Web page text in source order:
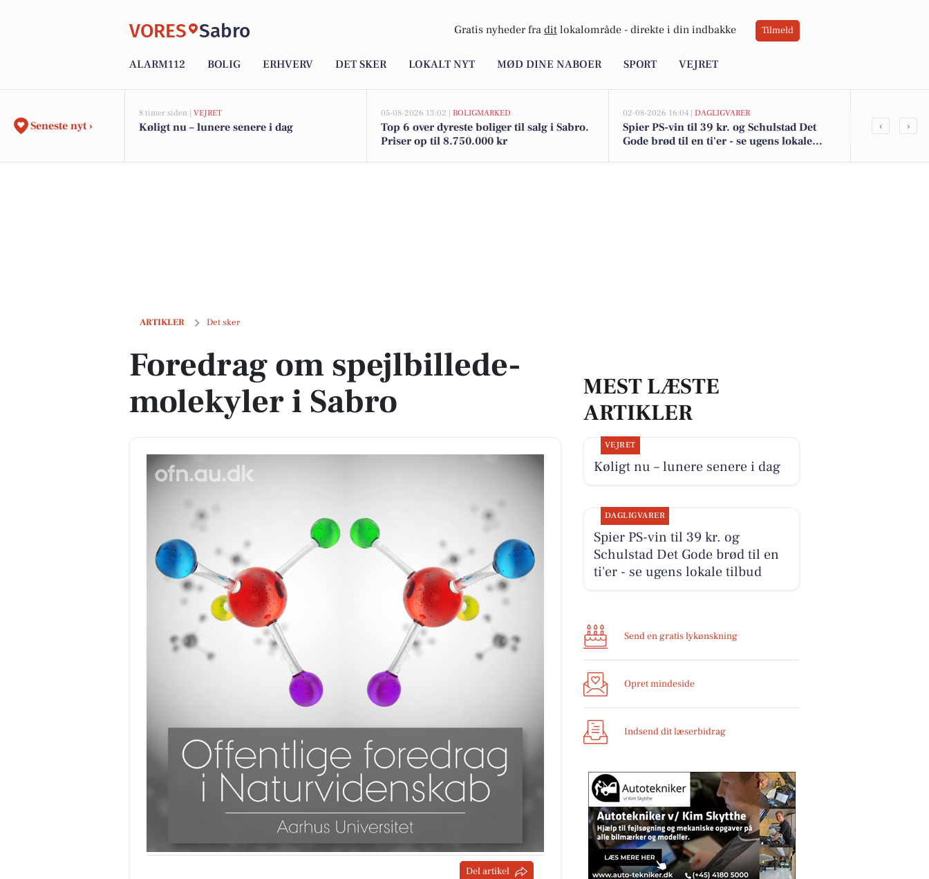
VORES Sabro Gratis nyheder fra dit lokalområde - direkte i din indbakke Tilmeld
ALARM112 BOLIG ERHVERV DET SKER LOKALT NYT MØD DINE NABOER SPORT VEJRET
Seneste nyt ›
8 timer siden | VEJRET
Køligt nu – lunere senere i dag
05-08-2026 13:02 | BOLIGMARKED
Top 6 over dyreste boliger til salg i Sabro.
Priser op til 8.750.000 kr
02-08-2026 16:04 | DAGLIGVARER
Spier PS-vin til 39 kr. og Schulstad Det
Gode brød til en ti'er - se ugens lokale
Hovvejen
‹ ›
ARTIKLER Det sker
Foredrag om spejlbillede-molekyler i Sabro
Foredrag om spejlbillede-
molekyler i Sabro
Del artikel
MEST LÆSTE
ARTIKLER
VEJRET
Køligt nu – lunere senere i dag
DAGLIGVARER
Spier PS-vin til 39 kr. og
Schulstad Det Gode brød til en
ti'er - se ugens lokale tilbud
Send en gratis lykønskning
Opret mindeside
Indsend dit læserbidrag